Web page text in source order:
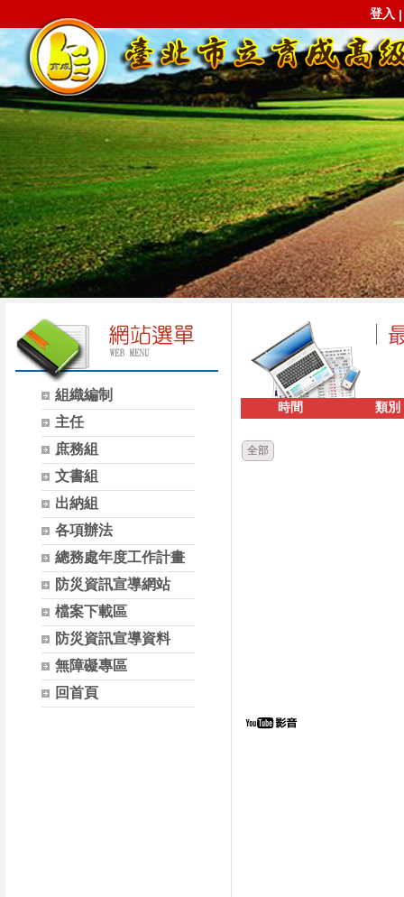
登入
組織編制
主任
庶務組
文書組
出納組
各項辦法
總務處年度工作計畫
防災資訊宣導網站
檔案下載區
防災資訊宣導資料
無障礙專區
回首頁
時間 類別
全部